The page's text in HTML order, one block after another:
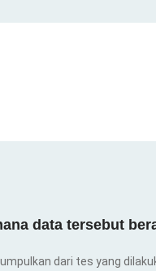
data tersebut
dari tes yang